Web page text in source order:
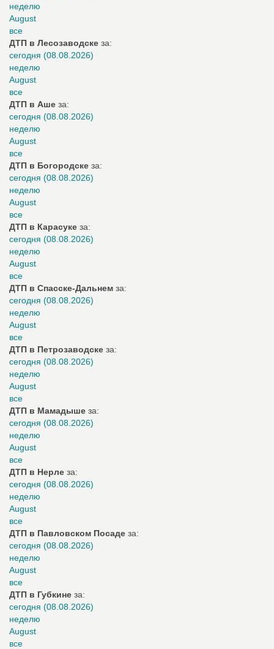
неделю
August
все
ДТП в Лесозаводске за:
сегодня (08.08.2026)
неделю
August
все
ДТП в Аше за:
сегодня (08.08.2026)
неделю
August
все
ДТП в Богородске за:
сегодня (08.08.2026)
неделю
August
все
ДТП в Карасуке за:
сегодня (08.08.2026)
неделю
August
все
ДТП в Спасске-Дальнем за:
сегодня (08.08.2026)
неделю
August
все
ДТП в Петрозаводске за:
сегодня (08.08.2026)
неделю
August
все
ДТП в Мамадыше за:
сегодня (08.08.2026)
неделю
August
все
ДТП в Нерле за:
сегодня (08.08.2026)
неделю
August
все
ДТП в Павловском Посаде за:
сегодня (08.08.2026)
неделю
August
все
ДТП в Губкине за:
сегодня (08.08.2026)
неделю
August
все